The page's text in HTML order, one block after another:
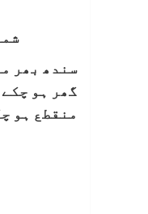
سندھ بھر
گھر ہو
منقطع ہو